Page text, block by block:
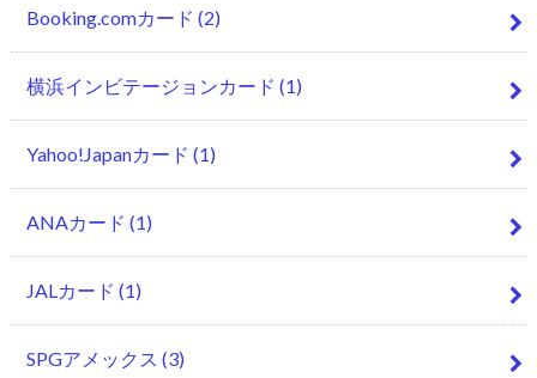
Booking.comカード (2)
横浜インビテージョンカード (1)
Yahoo!Japanカード (1)
ANAカード (1)
JALカード (1)
SPGアメックス (3)